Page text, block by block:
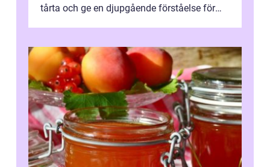
tårta och ge en djupgående förståelse för